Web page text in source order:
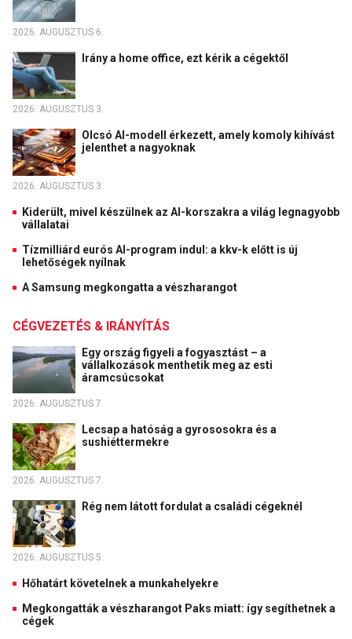
2026. AUGUSZTUS 6.
Irány a home office, ezt kérik a cégektől
2026. AUGUSZTUS 3.
Olcsó AI-modell érkezett, amely komoly kihívást
jelenthet a nagyoknak
2026. AUGUSZTUS 3.
Kiderült, mivel készülnek az AI-korszakra a világ legnagyobb
vállalatai
Tízmilliárd eurós AI-program indul: a kkv-k előtt is új
lehetőségek nyílnak
A Samsung megkongatta a vészharangot
CÉGVEZETÉS & IRÁNYÍTÁS
Egy ország figyeli a fogyasztást – a
vállalkozások menthetik meg az esti
áramcsúcsokat
2026. AUGUSZTUS 7.
Lecsap a hatóság a gyrososokra és a
sushiéttermekre
2026. AUGUSZTUS 7.
Rég nem látott fordulat a családi cégeknél
2026. AUGUSZTUS 5.
Hőhatárt követelnek a munkahelyekre
Megkongatták a vészharangot Paks miatt: így segíthetnek a
cégek